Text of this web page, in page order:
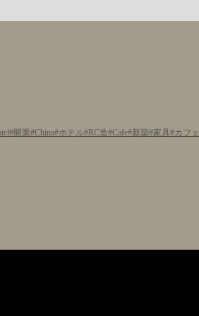
開業 China ホテル RC造 Cafe 新築 家具 カフェ